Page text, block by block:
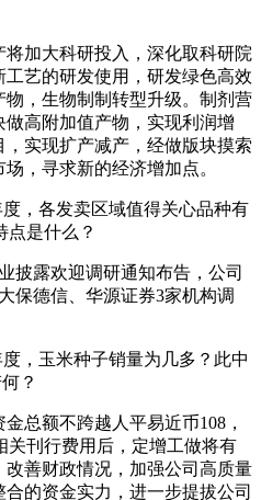
加大科研投入，深化取科研院
艺的研发使用，研发绿色高效
，生物制制转型升级。制剂营
高附加值产物，实现利润增
实现扩产减产，经做版块摸索
，寻求新的经济增加点。
，各发卖区域值得关心品种有
点是什么？
露欢迎调研通知布告，公司
保德信、华源证券3家机构调
，玉米种子销量为几多？此中
？
额不跨越人平易近币108，
关刊行费用后，定增工做将有
善财政情况，加强公司高质量
的资金实力，进一步提拔公司